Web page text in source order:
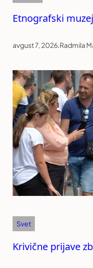
Etnografski
avgust 7, 2026.Radmila
Svet
Krivične prijave